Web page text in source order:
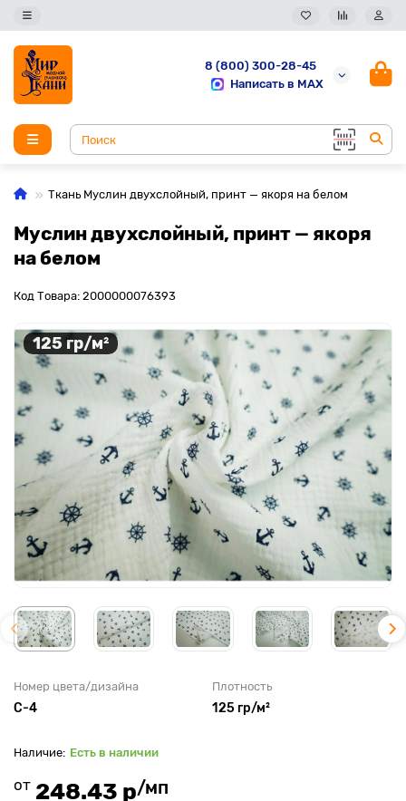
8 (800) 300-28-45
Написать в MAX
Ткань Муслин двухслойный, принт — якоря на белом
Муслин двухслойный, принт — якоря
на белом
Код Товара: 2000000076393
125 гр/м²
Номер цвета/дизайна
C-4
Плотность
125 гр/м²
Есть в наличии
от 248.43 р/мп